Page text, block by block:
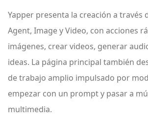
Yapper presenta la creación a través
Agent, Image y Video, con acciones
imágenes, crear videos, generar
ideas. La página principal también
de trabajo amplio impulsado por
empezar con un prompt y pasar a
multimedia.